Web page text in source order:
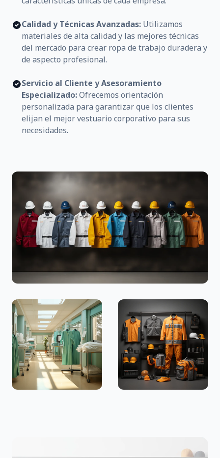
Calidad y Técnicas Avanzadas: Utilizamos
materiales de alta calidad y las mejores técnicas
del mercado para crear ropa de trabajo duradera y
de aspecto profesional.
Servicio al Cliente y Asesoramiento
Especializado:Ofrecemos orientación
personalizada para garantizar que los clientes
elijan el mejor vestuario corporativo para sus
necesidades.